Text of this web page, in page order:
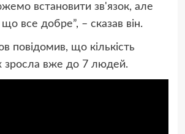
встановити зв'язок, але
все добре”, – сказав він.
повідомив, що кількість
зросла вже до 7 людей.